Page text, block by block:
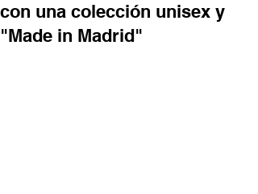
con una colección unisex y
"Made in Madrid"